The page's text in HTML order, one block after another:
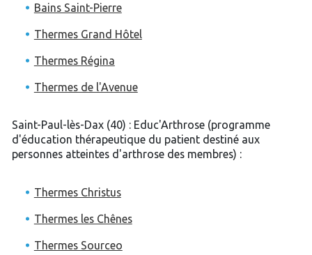
Bains Saint-Pierre
Thermes Grand Hôtel
Thermes Régina
Thermes de l'Avenue
Saint-Paul-lès-Dax (40) : Educ'Arthrose (programme
d'éducation thérapeutique du patient destiné aux
personnes atteintes d'arthrose des membres) :
Thermes Christus
Thermes les Chênes
Thermes Sourceo